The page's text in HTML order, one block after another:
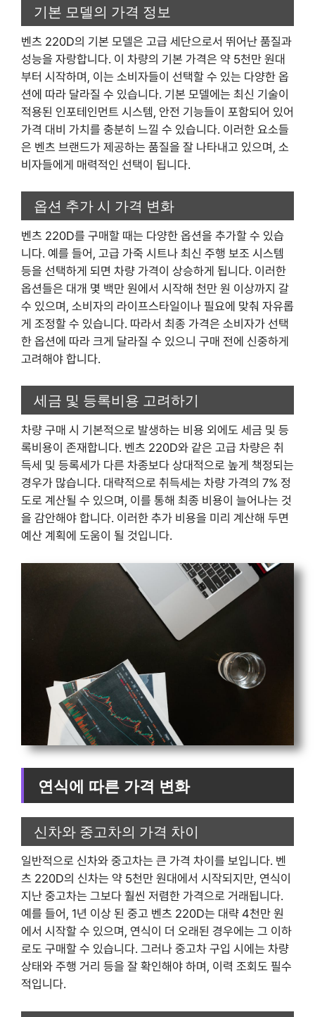
기본 모델의 가격 정보
벤츠 220D의 기본 모델은 고급 세단으로서 뛰어난 품질과
성능을 자랑합니다. 이 차량의 기본 가격은 약 5천만 원대
부터 시작하며, 이는 소비자들이 선택할 수 있는 다양한 옵
션에 따라 달라질 수 있습니다. 기본 모델에는 최신 기술이
적용된 인포테인먼트 시스템, 안전 기능들이 포함되어 있어
가격 대비 가치를 충분히 느낄 수 있습니다. 이러한 요소들
은 벤츠 브랜드가 제공하는 품질을 잘 나타내고 있으며, 소
비자들에게 매력적인 선택이 됩니다.
옵션 추가 시 가격 변화
벤츠 220D를 구매할 때는 다양한 옵션을 추가할 수 있습
니다. 예를 들어, 고급 가죽 시트나 최신 주행 보조 시스템
등을 선택하게 되면 차량 가격이 상승하게 됩니다. 이러한
옵션들은 대개 몇 백만 원에서 시작해 천만 원 이상까지 갈
수 있으며, 소비자의 라이프스타일이나 필요에 맞춰 자유롭
게 조정할 수 있습니다. 따라서 최종 가격은 소비자가 선택
한 옵션에 따라 크게 달라질 수 있으니 구매 전에 신중하게
고려해야 합니다.
세금 및 등록비용 고려하기
차량 구매 시 기본적으로 발생하는 비용 외에도 세금 및 등
록비용이 존재합니다. 벤츠 220D와 같은 고급 차량은 취
득세 및 등록세가 다른 차종보다 상대적으로 높게 책정되는
경우가 많습니다. 대략적으로 취득세는 차량 가격의 7% 정
도로 계산될 수 있으며, 이를 통해 최종 비용이 늘어나는 것
을 감안해야 합니다. 이러한 추가 비용을 미리 계산해 두면
예산 계획에 도움이 될 것입니다.
연식에 따른 가격 변화
신차와 중고차의 가격 차이
일반적으로 신차와 중고차는 큰 가격 차이를 보입니다. 벤
츠 220D의 신차는 약 5천만 원대에서 시작되지만, 연식이
지난 중고차는 그보다 훨씬 저렴한 가격으로 거래됩니다.
예를 들어, 1년 이상 된 중고 벤츠 220D는 대략 4천만 원
에서 시작할 수 있으며, 연식이 더 오래된 경우에는 그 이하
로도 구매할 수 있습니다. 그러나 중고차 구입 시에는 차량
상태와 주행 거리 등을 잘 확인해야 하며, 이력 조회도 필수
적입니다.